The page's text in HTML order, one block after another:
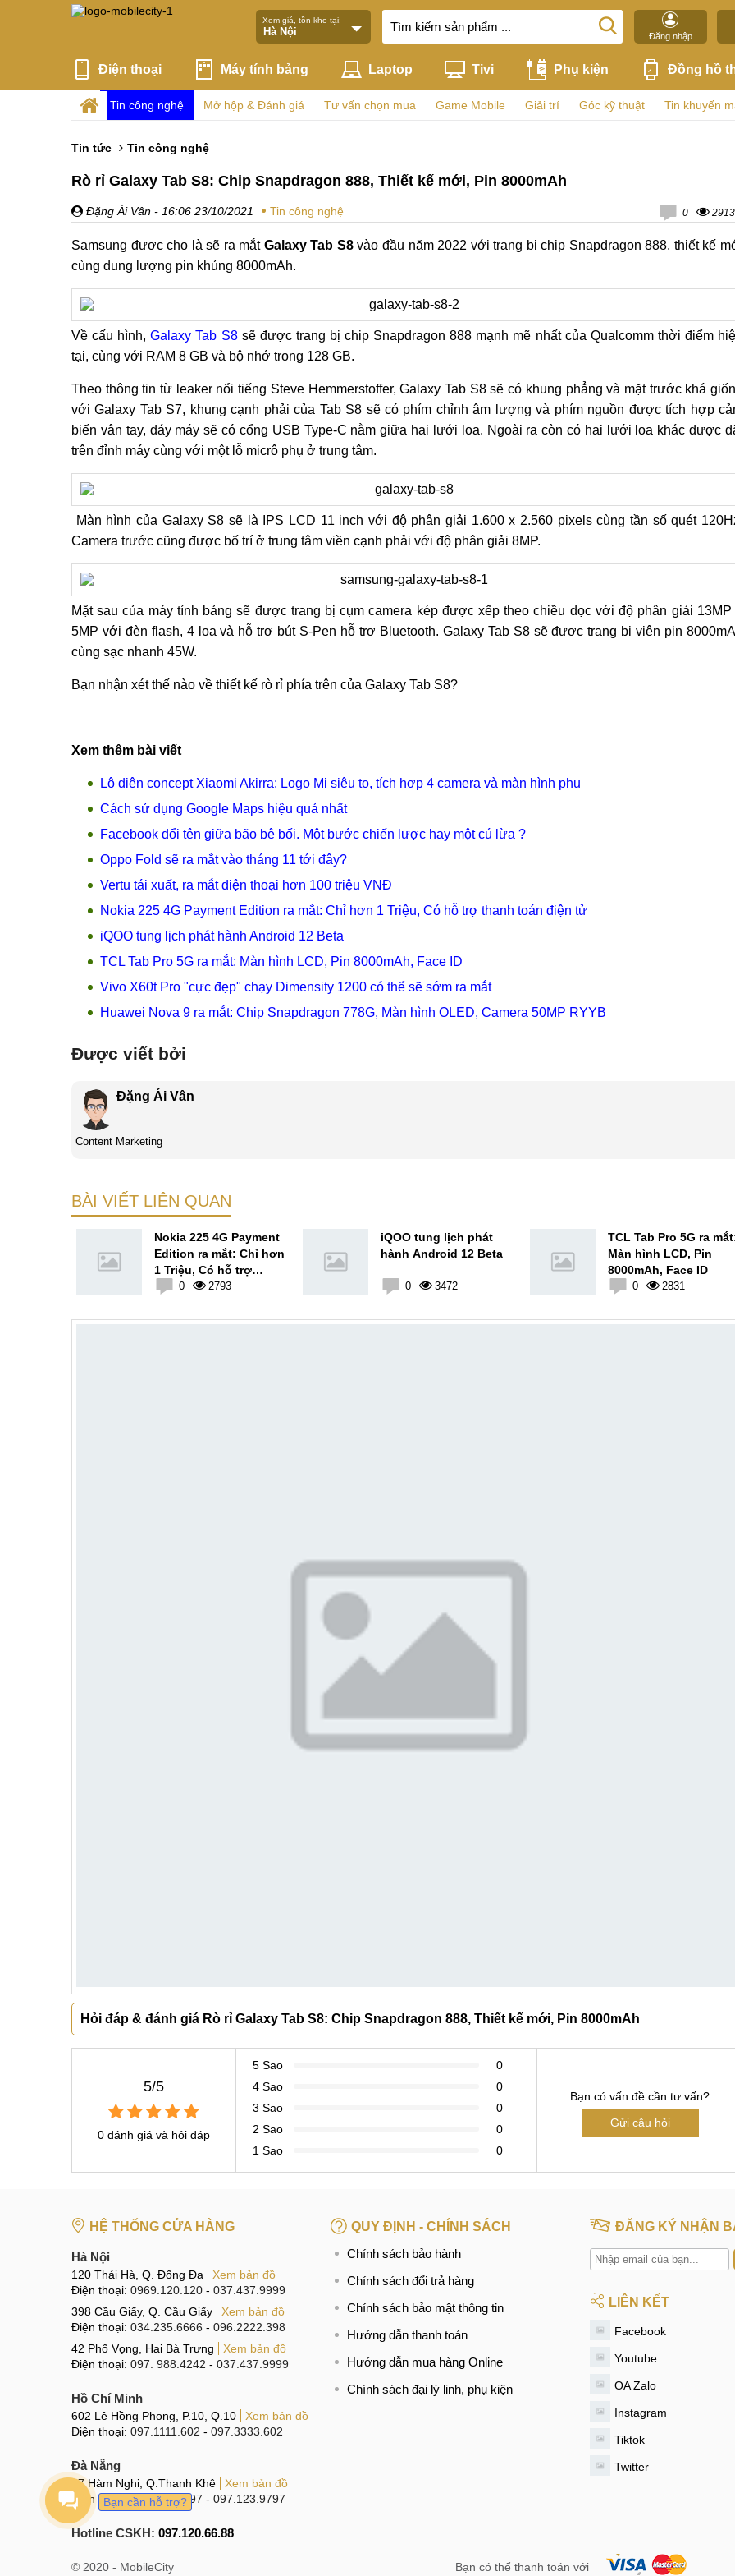
Xem giá, tồn kho tại:
Đăng nhập
Điện thoại Máy tính bảng Laptop Tivi Phụ kiện Đồng hồ
Tin công nghệ Mở hộp & Đánh giá Tư vấn chọn mua Game Mobile Giải trí Góc kỹ thuật Tin khuyến
Tin tức Tin công nghệ
Rò rỉ Galaxy Tab S8: Chip Snapdragon 888, Thiết kế mới, Pin 8000mAh
Đặng Ái Vân - 16:06 23/10/2021 Tin công nghệ 0 2913
Samsung được cho là sẽ ra mắt Galaxy Tab S8vào đầu năm 2022 với trang bị chip Snapdragon 888, thiết kế
cùng dung lượng pin khủng 8000mAh.
Về cấu hình,Galaxy Tab S8sẽ được trang bị chip Snapdragon 888 mạnh mẽ nhất của Qualcomm thời điểm
tại, cùng với RAM 8 GB và bộ nhớ trong 128 GB.
Theo thông tin từ leaker nổi tiếng Steve Hemmerstoffer, Galaxy Tab S8 sẽ có khung phẳng và mặt trước khá
với Galaxy Tab S7, khung cạnh phải của Tab S8 sẽ có phím chỉnh âm lượng và phím nguồn được tích hợp
biến vân tay, đáy máy sẽ có cổng USB Type-C nằm giữa hai lưới loa. Ngoài ra còn có hai lưới loa khác được
trên đỉnh máy cùng với một lỗ micrô phụ ở trung tâm.
Màn hình của Galaxy S8 sẽ là IPS LCD 11 inch với độ phân giải 1.600 x 2.560 pixels cùng tần số quét
Camera trước cũng được bố trí ở trung tâm viền cạnh phải với độ phân giải 8MP.
Mặt sau của máy tính bảng sẽ được trang bị cụm camera kép được xếp theo chiều dọc với độ phân giải 13MP
5MP với đèn flash, 4 loa và hỗ trợ bút S-Pen hỗ trợ Bluetooth. Galaxy Tab S8 sẽ được trang bị viên pin
cùng sạc nhanh 45W.
Bạn nhận xét thế nào về thiết kế rò rỉ phía trên của Galaxy Tab S8?
Xem thêm bài viết
Lộ diện concept Xiaomi Akirra: Logo Mi siêu to, tích hợp 4 camera và màn hình phụ
Cách sử dụng Google Maps hiệu quả nhất
Facebook đổi tên giữa bão bê bối. Một bước chiến lược hay một cú lừa ?
Oppo Fold sẽ ra mắt vào tháng 11 tới đây?
Vertu tái xuất, ra mắt điện thoại hơn 100 triệu VNĐ
Nokia 225 4G Payment Edition ra mắt: Chỉ hơn 1 Triệu, Có hỗ trợ thanh toán điện tử
iQOO tung lịch phát hành Android 12 Beta
TCL Tab Pro 5G ra mắt: Màn hình LCD, Pin 8000mAh, Face ID
Vivo X60t Pro "cực đẹp" chạy Dimensity 1200 có thể sẽ sớm ra mắt
Huawei Nova 9 ra mắt: Chip Snapdragon 778G, Màn hình OLED, Camera 50MP RYYB
Được viết bởi
Đặng Ái Vân
Content Marketing
BÀI VIẾT LIÊN QUAN
Nokia 225 4G Payment
Edition ra mắt: Chỉ hơn
1 Triệu, Có hỗ trợ
thanh toán điện tử
0 2793
iQOO tung lịch phát
hành Android 12 Beta
0 3472
TCL Tab Pro 5G ra
Màn hình LCD, Pin
8000mAh, Face ID
0 2831
Hỏi đáp & đánh giá Rò rỉ Galaxy Tab S8: Chip Snapdragon 888, Thiết kế mới, Pin 8000mAh
5/5
0 đánh giá và hỏi đáp
5 Sao
0
4 Sao
0
3 Sao
0
2 Sao
0
1 Sao
0
Bạn có vấn đề cần tư vấn?
Gửi câu hỏi
HỆ THỐNG CỬA HÀNG
Hà Nội
120 Thái Hà, Q. Đống Đa
Xem bản đồ
Điện thoại: 0969.120.120 - 037.437.9999
398 Cầu Giấy, Q. Cầu Giấy
Xem bản đồ
Điện thoại: 034.235.6666 - 096.2222.398
42 Phố Vọng, Hai Bà Trưng
Xem bản đồ
Điện thoại: 097. 988.4242 - 037.437.9999
Hồ Chí Minh
602 Lê Hồng Phong, P.10, Q.10
Xem bản đồ
Điện thoại: 097.1111.602 - 097.3333.602
Đà Nẵng
97 Hàm Nghi, Q.Thanh Khê
Xem bản đồ
Điện thoại:096.123.9797 - 097.123.9797
Hotline CSKH: 097.120.66.88
QUY ĐỊNH - CHÍNH SÁCH
Chính sách bảo hành
Chính sách đổi trả hàng
Chính sách bảo mật thông tin
Hướng dẫn thanh toán
Hướng dẫn mua hàng Online
Chính sách đại lý linh, phụ kiện
ĐĂNG KÝ NHẬN
LIÊN KẾT
Facebook
Youtube
OA Zalo
Instagram
Tiktok
Twitter
© 2020 - MobileCity Bạn có thể thanh toán với
Bạn cần hỗ trợ?